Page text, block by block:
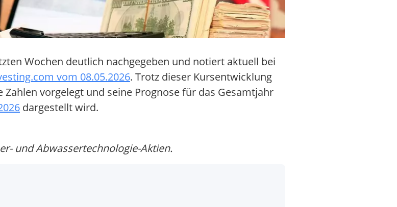
Wochen deutlich nachgegeben und notiert aktuell bei
vom 08.05.2026. Trotz dieser Kursentwicklung
vorgelegt und seine Prognose für das Gesamtjahr
dargestellt wird.
und Abwassertechnologie-Aktien.